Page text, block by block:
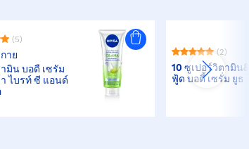
(5)
าย
มิน บอดี้ เซรั่ม
ไบรท์ ซี แอนด์
(2)
10 ซูเปอร์วิตามิน
ฟู้ด บอดี้ เซรั่ม ยูธ